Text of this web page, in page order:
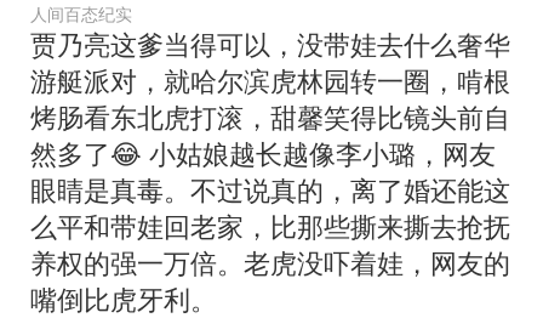
人间百态纪实
贾乃亮这爹当得可以，没带娃去什么奢华
游艇派对，就哈尔滨虎林园转一圈，啃根
烤肠看东北虎打滚，甜馨笑得比镜头前自
然多了😂 小姑娘越长越像李小璐，网友
眼睛是真毒。不过说真的，离了婚还能这
么平和带娃回老家，比那些撕来撕去抢抚
养权的强一万倍。老虎没吓着娃，网友的
嘴倒比虎牙利。